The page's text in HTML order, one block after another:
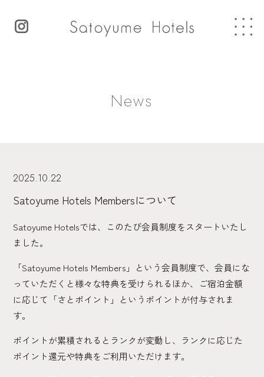
News
2025.10.22
Satoyume Hotels Membersについて
Satoyume Hotelsでは、このたび会員制度をスタートいたし
ました。
「Satoyume Hotels Members」という会員制度で、会員にな
っていただくと様々な特典を受けられるほか、ご宿泊金額
に応じて「さとポイント」というポイントが付与されま
す。
ポイントが累積されるとランクが変動し、ランクに応じた
ポイント還元や特典をご利用いただけます。